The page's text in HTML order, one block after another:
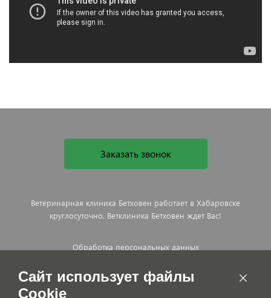
Заказать звонок
Ветеринарная клиника Бетховен работает в Хабаровске
круглосуточно. Ветклиника Бетховен ждет Вас!
Обработка персональных данных
Сайт использует файлы
Cookie